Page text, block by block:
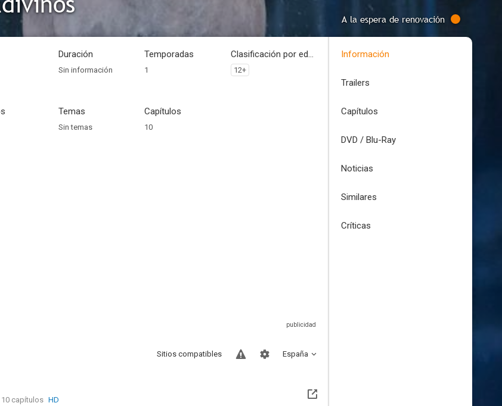
A la espera de renovación
Duración
Sin información
Temporadas
1
Clasificación por edades
12+
Temas
Sin temas
Capítulos
10
España
Sitios compatibles
10 capítulos HD
Información
Trailers
Capítulos
DVD / Blu-Ray
Noticias
Similares
Críticas